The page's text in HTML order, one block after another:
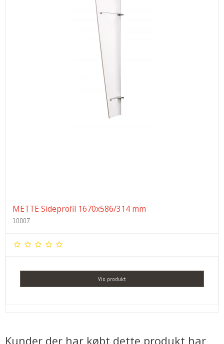
METTE Sideprofil 1670x586/314 mm
10007
Vis produkt
Kunder der har købt dette produkt har